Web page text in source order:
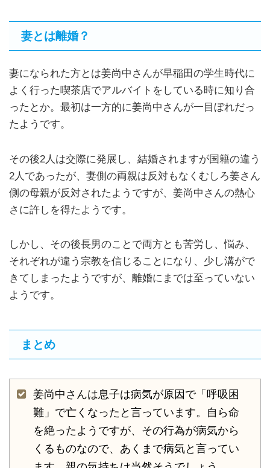
妻とは離婚？
妻になられた方とは姜尚中さんが早稲田の学生時代に
よく行った喫茶店でアルバイトをしている時に知り合
ったとか。最初は一方的に姜尚中さんが一目ぼれだっ
たようです。
その後2人は交際に発展し、結婚されますが国籍の違う
2人であったが、妻側の両親は反対もなくむしろ姜さん
側の母親が反対されたようですが、姜尚中さんの熱心
さに許しを得たようです。
しかし、その後長男のことで両方とも苦労し、悩み、
それぞれが違う宗教を信じることになり、少し溝がで
きてしまったようですが、離婚にまでは至っていない
ようです。
まとめ
姜尚中さんは息子は病気が原因で「呼吸困
難」で亡くなったと言っています。自ら命
を絶ったようですが、その行為が病気から
くるものなので、あくまで病気と言ってい